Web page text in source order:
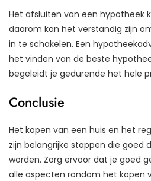
Het afsluiten van een hypotheek
daarom kan het verstandig zijn
in te schakelen. Een
het vinden van de beste
begeleidt je gedurende het hele
Conclusie
Het kopen van een huis en het
zijn belangrijke stappen die goed
worden. Zorg ervoor dat je goed
alle aspecten rondom het kopen